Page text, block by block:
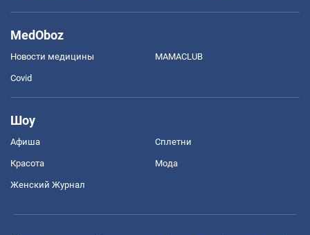
MedOboz
Новости медицины MAMACLUB
Covid
Шоу
Афиша Сплетни
Красота Мода
Женский Журнал